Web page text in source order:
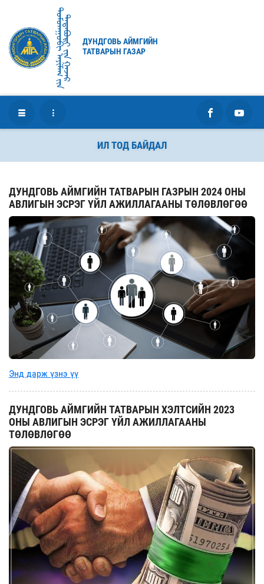
ᠳᠤᠮᠳᠠᠭᠣᠪᠢ ᠠᠶᠢᠮᠠᠭ ᠶ᠋ᠢᠨᠲᠠᠲᠠᠪᠤᠷᠢ ᠶ᠋ᠢᠨ ᠭᠠᠵᠠᠷ
ДУНДГОВЬ АЙМГИЙН
ТАТВАРЫН ГАЗАР
ИЛ ТОД БАЙДАЛ
ДУНДГОВЬ АЙМГИЙН ТАТВАРЫН ГАЗРЫН 2024 ОНЫ
АВЛИГЫН ЭСРЭГ ҮЙЛ АЖИЛЛАГААНЫ ТӨЛӨВЛӨГӨӨ
Энд дарж үзнэ үү
ДУНДГОВЬ АЙМГИЙН ТАТВАРЫН ХЭЛТСИЙН 2023
ОНЫ АВЛИГЫН ЭСРЭГ ҮЙЛ АЖИЛЛАГААНЫ
ТӨЛӨВЛӨГӨӨ